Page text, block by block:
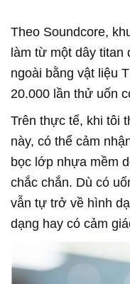
Theo Soundcore,
làm từ một dây titan
ngoài bằng vật liệu
20.000 lần thử uốn
Trên thực tế, khi tôi
này, có thể cảm
bọc lớp nhựa mềm
chắc chắn. Dù có
vẫn tự trở về hình
dạng hay có cảm